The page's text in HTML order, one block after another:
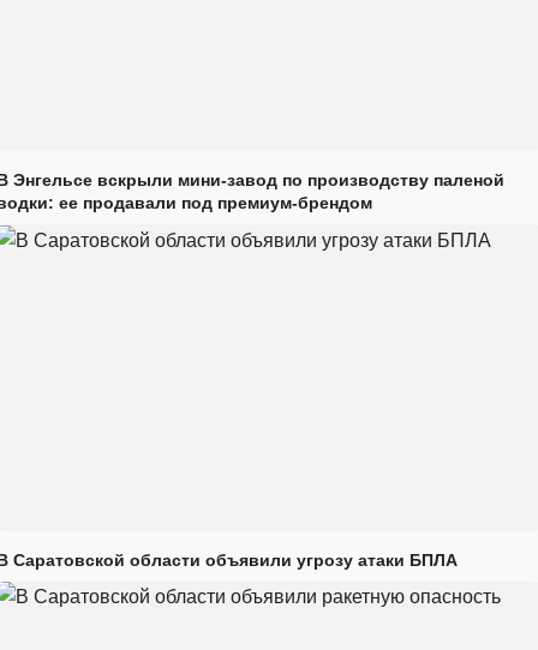
Энгельсе вскрыли мини-завод по производству паленой
ее продавали под премиум-брендом
Саратовской области объявили угрозу атаки БПЛА